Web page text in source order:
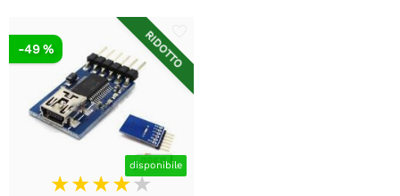
RIDOTTO
disponibile
-49 %